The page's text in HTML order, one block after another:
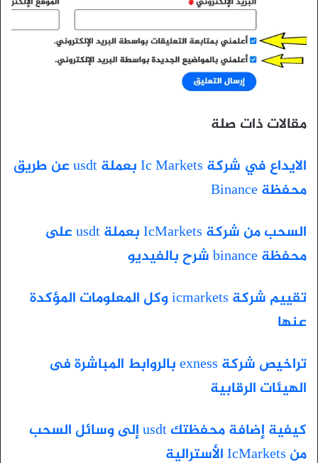
مقالات ذات صلة
الايداع في شركة Ic Markets بعملة usdt عن طريق
محفظة Binance
السحب من شركة IcMarkets بعملة usdt على
محفظة binance شرح بالفيديو
تقييم شركة icmarkets وكل المعلومات المؤكدة
عنها
تراخيص شركة exness بالروابط المباشرة فى
الهيئات الرقابية
كيفية إضافة محفظتك usdt إلى وسائل السحب
من IcMarkets الأسترالية